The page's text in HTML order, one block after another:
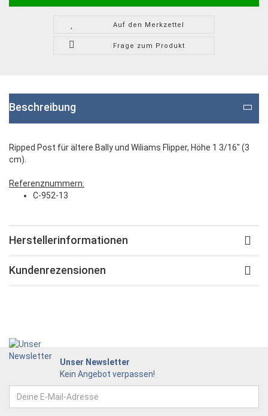
Auf den Merkzettel
Frage zum Produkt
Beschreibung
Ripped Post für ältere Bally und Wiliams Flipper, Höhe 1 3/16" (3
cm).
Referenznummern:
C-952-13
Herstellerinformationen
Kundenrezensionen
Unser Newsletter
Kein Angebot verpassen!